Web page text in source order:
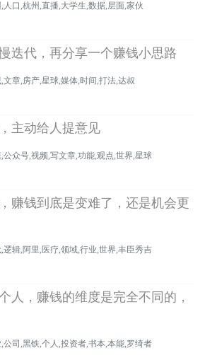
口,杭州,直播,大学生,数据,层面,家伙
迭代，再分享一个赚钱小思路
章,房产,星球,媒体,时间,打法,达叔
主动给人提意见
公众号,视频,写文章,功能,观点,世界,星球
赚钱到底是变难了，还是机会更
逻辑,阿里,医疗,领域,行业,世界,丰臣秀吉
人，赚钱的维度是完全不同的，
公司,黑铁,个人,投资者,书本,本能,罗绮者